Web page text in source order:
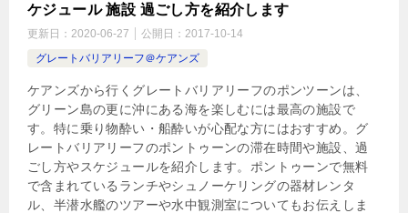
ケジュール 施設 過ごし方を紹介します
更新日： 2020-06-27 公開日： 2017-10-14
グレートバリアリーフ＠ケアンズ
ケアンズから行くグレートバリアリーフのポンツーンは、
グリーン島の更に沖にある海を楽しむには最高の施設で
す。特に乗り物酔い・船酔いが心配な方にはおすすめ。グ
レートバリアリーフのポントゥーンの滞在時間や施設、過
ごし方やスケジュールを紹介します。ポントゥーンで無料
で含まれているランチやシュノーケリングの器材レンタ
ル、半潜水艦のツアーや水中観測室についてもお伝えしま